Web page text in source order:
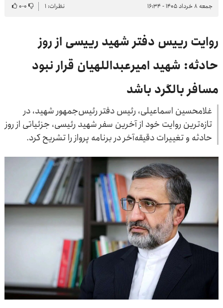
جمعه ۸ خرداد ۱۴۰۵ - ۱۶:۳۴
نظرات: ۱ ۰-۰
روایت رییس دفتر شهید رییسی از روز
حادثه: شهید امیرعبداللهیان قرار نبود
مسافر بالگرد باشد
غلامحسین اسماعیلی، رئیس دفتر رئیس‌جمهور شهید، در
تازه‌ترین روایت خود از آخرین سفر شهید رئیسی، جزئیاتی از روز
حادثه و تغییرات دقیقه‌آخر در برنامه پرواز را تشریح کرد.